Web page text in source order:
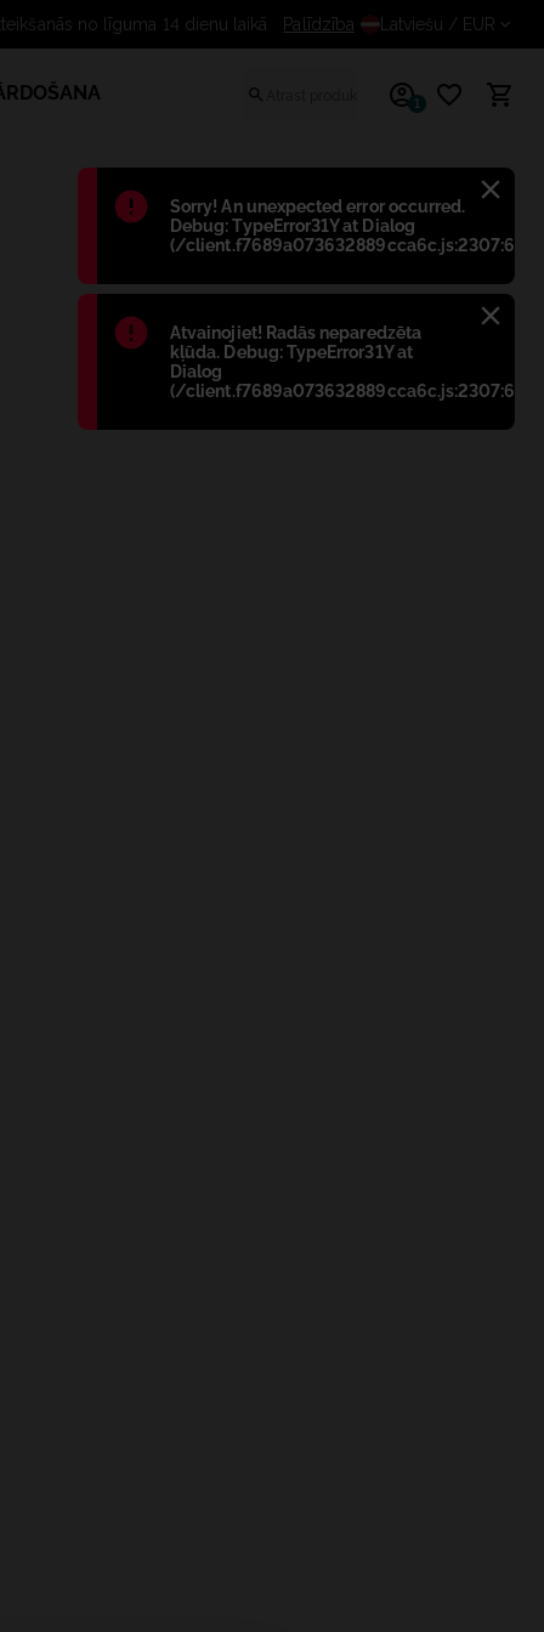
Błąd:
Sorry! An unexpected error occurred.
Debug: TypeError31Y at Dialog
(/client.f7689a073632889cca6c.js:2307:698)
Błąd:
Atvainojiet! Radās neparedzēta
kļūda. Debug: TypeError31Y at
Dialog
(/client.f7689a073632889cca6c.js:2307:698)
atteikšanās no līguma 14 dienu laikā
Palīdzība Latviešu / EUR
1